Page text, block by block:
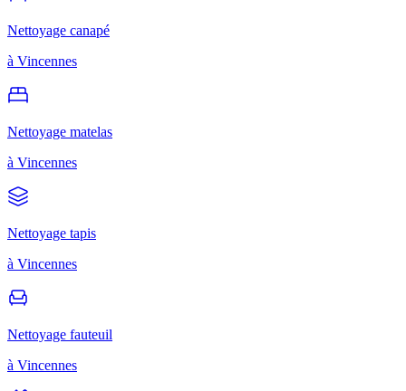
Nettoyage canapé
à Vincennes
Nettoyage matelas
à Vincennes
Nettoyage tapis
à Vincennes
Nettoyage fauteuil
à Vincennes